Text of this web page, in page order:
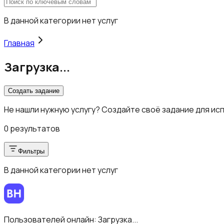
В данной категории нет услуг
Главная
Загрузка...
Создать задание
Не нашли нужную услугу? Создайте своё задание для
0 результатов
Фильтры
В данной категории нет услуг
Пользователей онлайн: Загрузка...